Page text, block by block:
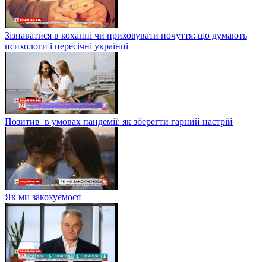
Зізнаватися в коханні чи приховувати почуття: що думають
психологи і пересічні українці
Позитив в умовах пандемії: як зберегти гарний настрій
Як ми закохуємося